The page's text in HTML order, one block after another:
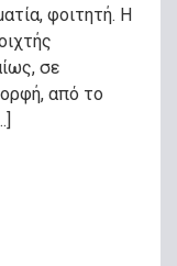
φοιτητή. Η
σε
από το